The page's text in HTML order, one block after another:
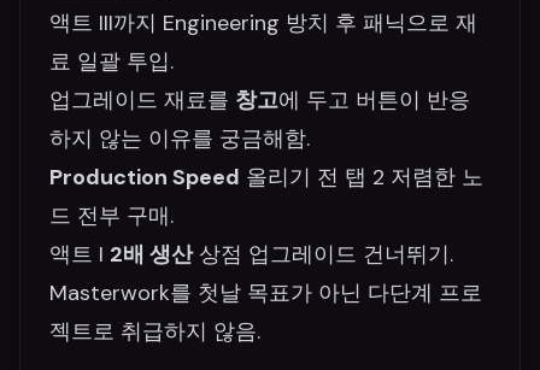
액트 III까지 Engineering 방치 후 패닉으로 재
료 일괄 투입.
업그레이드 재료를 창고에 두고 버튼이 반응
하지 않는 이유를 궁금해함.
Production Speed 올리기 전 탭 2 저렴한 노
드 전부 구매.
액트 I 2배 생산상점 업그레이드 건너뛰기.
Masterwork를 첫날 목표가 아닌 다단계 프로
젝트로 취급하지 않음.